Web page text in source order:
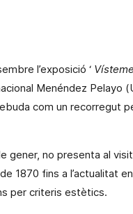
l’exposició ‘ Vísteme
Menéndez Pelayo
com un recorregut
gener, no presenta al
1870 fins a l’actualitat
per criteris estètics.